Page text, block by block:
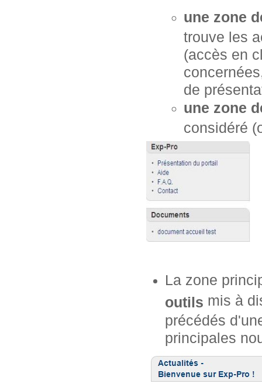
une zone
trouve les
(accès en
de
une zone
considéré
La zone
outils mis à
précédés
principales